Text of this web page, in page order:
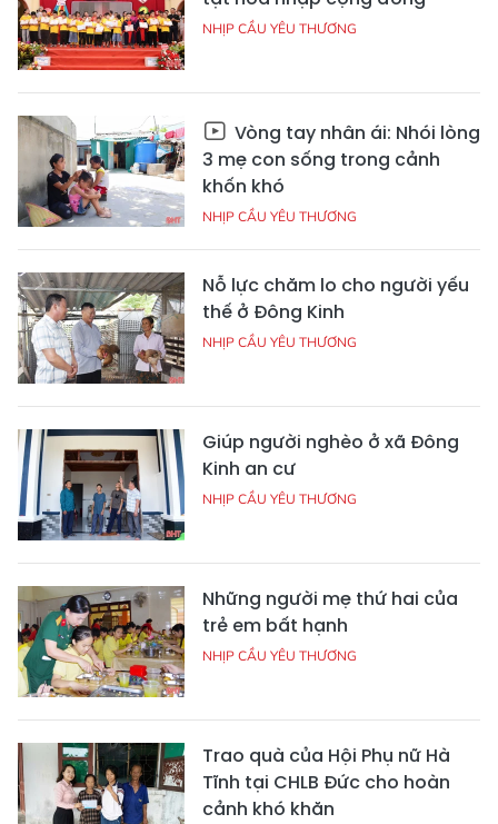
NHỊP CẦU YÊU THƯƠNG
Vòng tay nhân ái: Nhói lòng
3 mẹ con sống trong cảnh
khốn khó
NHỊP CẦU YÊU THƯƠNG
Nỗ lực chăm lo cho người yếu
thế ở Đông Kinh
NHỊP CẦU YÊU THƯƠNG
Giúp người nghèo ở xã Đông
Kinh an cư
NHỊP CẦU YÊU THƯƠNG
Những người mẹ thứ hai của
trẻ em bất hạnh
NHỊP CẦU YÊU THƯƠNG
Trao quà của Hội Phụ nữ Hà
Tĩnh tại CHLB Đức cho hoàn
cảnh khó khăn